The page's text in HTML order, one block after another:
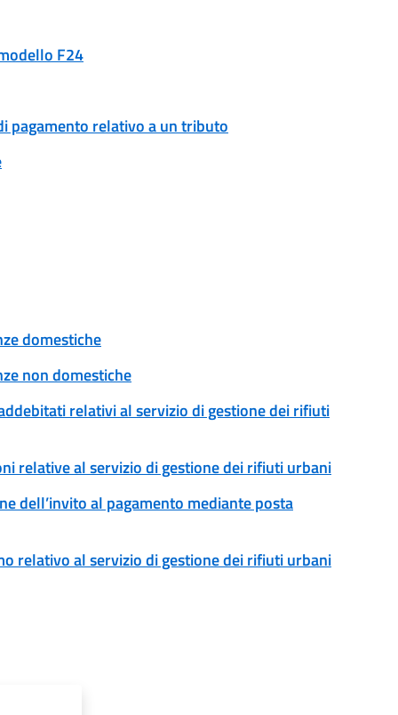
F24
pagamento relativo a un tributo
domestiche
non domestiche
relativi al servizio di gestione dei rifiuti
relative al servizio di gestione dei rifiuti urbani
dell’invito al pagamento mediante posta
relativo al servizio di gestione dei rifiuti urbani